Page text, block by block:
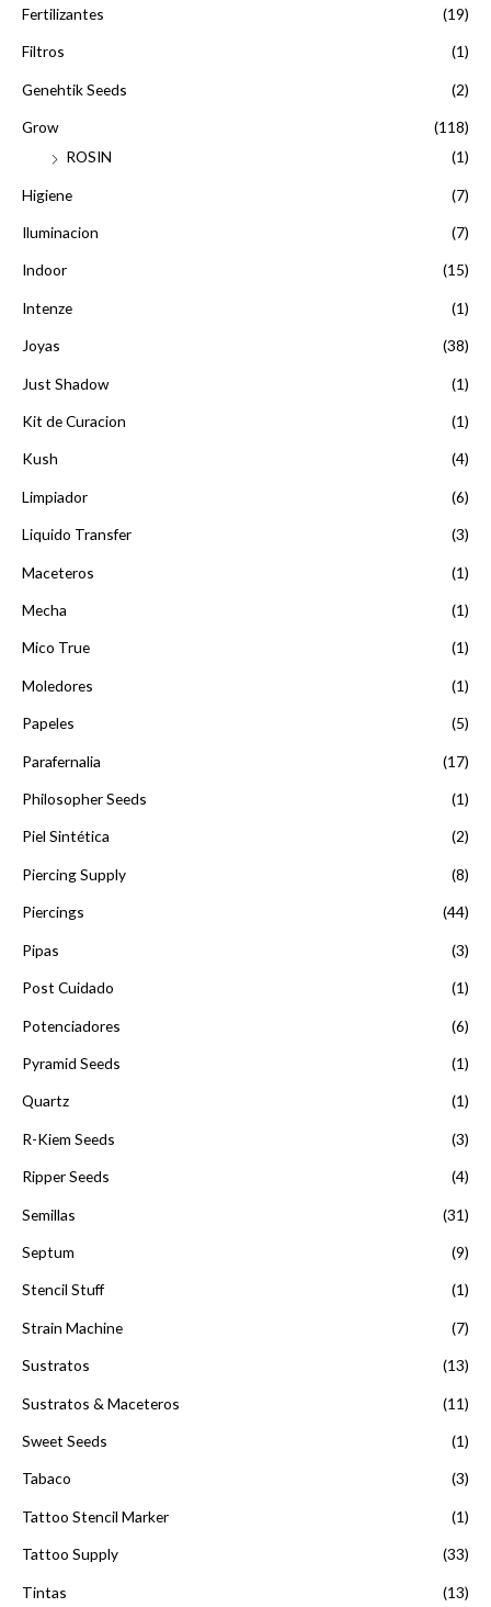
Fertilizantes (19)
Filtros (1)
Genehtik Seeds (2)
Grow
(118)
ROSIN
(1)
Higiene (7)
Iluminacion (7)
Indoor (15)
Intenze (1)
Joyas (38)
Just Shadow (1)
Kit de Curacion (1)
Kush (4)
Limpiador (6)
Liquido Transfer (3)
Maceteros (1)
Mecha (1)
Mico True (1)
Moledores (1)
Papeles (5)
Parafernalia (17)
Philosopher Seeds (1)
Piel Sintética (2)
Piercing Supply (8)
Piercings (44)
Pipas (3)
Post Cuidado (1)
Potenciadores (6)
Pyramid Seeds (1)
Quartz (1)
R-Kiem Seeds (3)
Ripper Seeds (4)
Semillas (31)
Septum (9)
Stencil Stuff (1)
Strain Machine (7)
Sustratos (13)
Sustratos & Maceteros (11)
Sweet Seeds (1)
Tabaco (3)
Tattoo Stencil Marker (1)
Tattoo Supply (33)
Tintas (13)